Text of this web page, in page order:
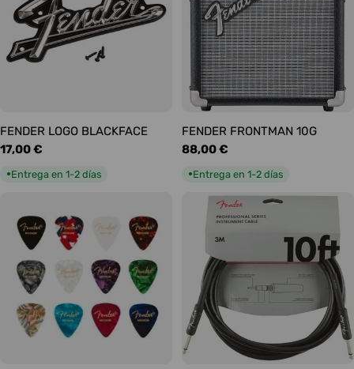
FENDER LOGO BLACKFACE
Precio
17,00 €
●Entrega en 1-2 días
FENDER FRONTMAN 10G
Precio
88,00 €
●Entrega en 1-2 días